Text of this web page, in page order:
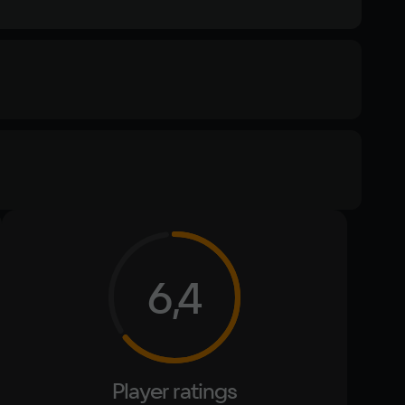
Intel Core i5 2.5 Ghz or AMD FX8350 4.0 Ghz
7970 or nVidia 770 or greater
Text
6,4
Player ratings